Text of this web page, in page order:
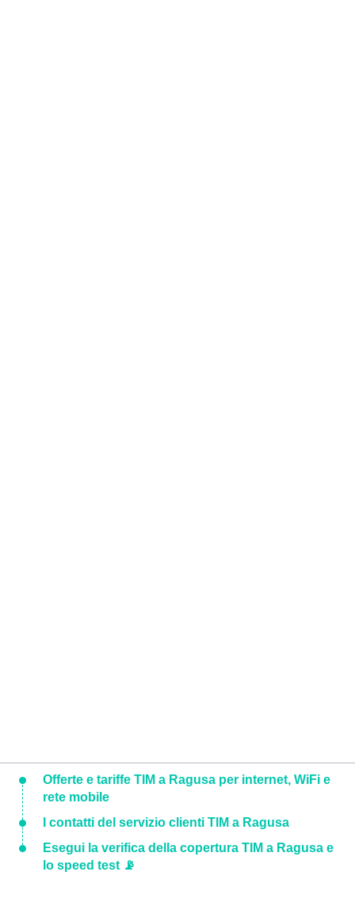
Offerte e tariffe TIM a Ragusa per internet, WiFi e
rete mobile
I contatti del servizio clienti TIM a Ragusa
Esegui la verifica della copertura TIM a Ragusa e
lo speed test 📡